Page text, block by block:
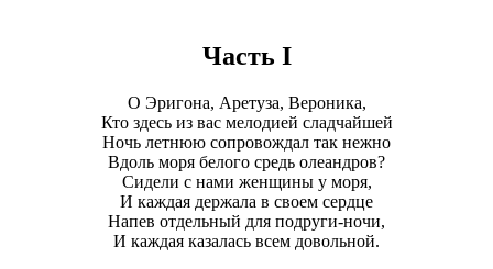
Часть I
О Эригoна, Аретyза, Вероника,
Кто здесь из вас мелодией сладчайшей
Ночь летнюю сопровождал так нежно
Вдоль моря белого средь олеандров?
Сидели с нами женщины у моря,
И каждая держала в своем сердце
Напев отдельный для подруги-ночи,
И каждая казалась всем довольной.